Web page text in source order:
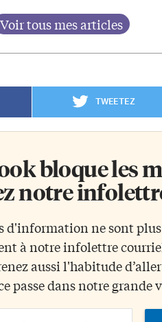
TWEETEZ
bloque les
notre
d'information ne sont
à notre infolettre
aussi l'habitude
passe dans notre